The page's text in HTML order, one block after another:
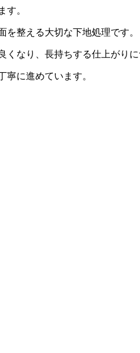
す。
整える大切な下地処理です。
なり、長持ちする仕上がりに
寧に進めています。